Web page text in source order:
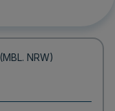
NRW)